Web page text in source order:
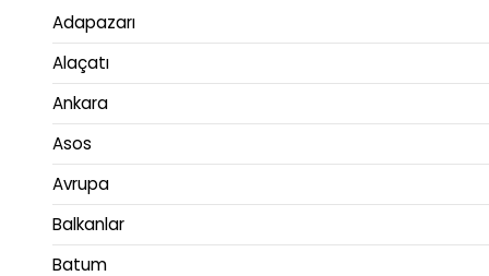
Adapazarı
Alaçatı
Ankara
Asos
Avrupa
Balkanlar
Batum